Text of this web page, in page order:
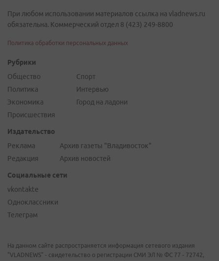
При любом использовании материалов ссылка на vladnews.ru
обязательна. Коммерческий отдел 8 (423) 249-8800
Политика обработки персональных данных
Рубрики
Общество
Политика
Экономика
Происшествия
Спорт
Интервью
Город на ладони
Издательство
Реклама
Редакция
Архив газеты "Владивосток"
Архив новостей
Социальные сети
vkontakte
Одноклассники
Телеграм
На данном сайте распространяется информация сетевого издания
"VLADNEWS" - свидетельство о регистрации СМИ ЭЛ № ФС 77 - 72742,